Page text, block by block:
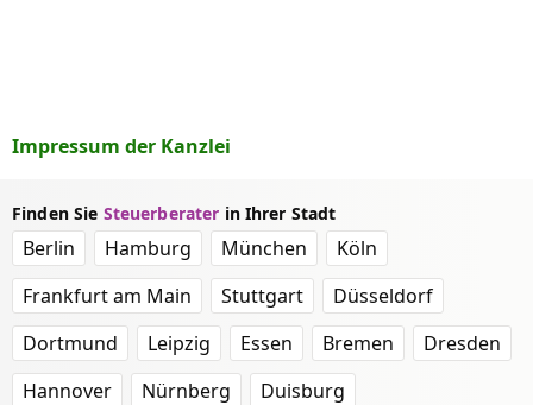
Impressum der Kanzlei
Finden Sie Steuerberater in Ihrer Stadt
Berlin Hamburg München
Köln
Frankfurt am Main
Stuttgart
Düsseldorf
Dortmund
Leipzig Essen Bremen
Dresden
Hannover
Nürnberg Duisburg